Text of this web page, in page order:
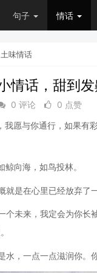
句子 情话
土味情话
情话，甜到
0 评论
0 点赞
我愿与你通行，如果有
鲸向海，如鸟投林。
就是在心里已经放弃了
个未来，我定会为你长
水，一点一点滋润你。